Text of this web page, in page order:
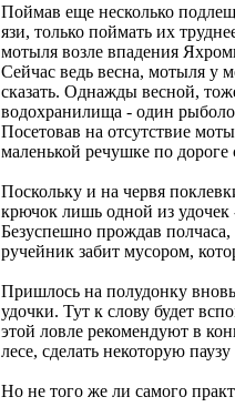
Поймав еще несколько
язи, только поймать их
мотыля возле впадения
Сейчас ведь весна, мотыля у
сказать. Однажды весной,
водохранилища - один
Посетовав на отсутствие
маленькой речушке по
Поскольку и на червя
крючок лишь одной из удочек
Безуспешно прождав
ручейник забит мусором,
Пришлось на полудонку
удочки. Тут к слову будет
этой ловле рекомендуют в
лесе, сделать некоторую
Но не того же ли самого